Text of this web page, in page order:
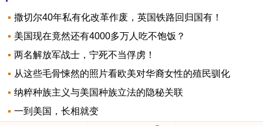
撒切尔40年私有化改革作废，英国铁路回归国有！
美国现在竟然还有4000多万人吃不饱饭？
两名解放军战士，宁死不当俘虏！
从这些毛骨悚然的照片看欧美对华裔女性的殖民驯化
纳粹种族主义与美国种族立法的隐秘关联
一到美国，长相就变